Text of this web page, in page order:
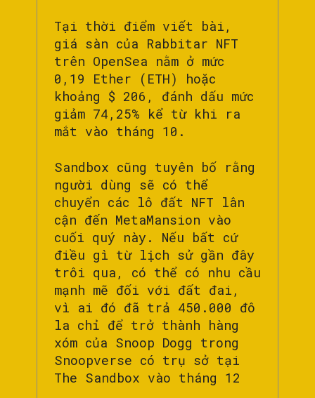
Tại thời điểm viết bài,
giá sàn của Rabbitar NFT
trên OpenSea nằm ở mức
0,19 Ether (ETH) hoặc
khoảng $ 206, đánh dấu mức
giảm 74,25% kể từ khi ra
mắt vào tháng 10.
Sandbox cũng tuyên bố rằng
người dùng sẽ có thể
chuyển các lô đất NFT lân
cận đến MetaMansion vào
cuối quý này. Nếu bất cứ
điều gì từ lịch sử gần đây
trôi qua, có thể có nhu cầu
mạnh mẽ đối với đất đai,
vì ai đó đã trả 450.000 đô
la chỉ để trở thành hàng
xóm của Snoop Dogg trong
Snoopverse có trụ sở tại
The Sandbox vào tháng 12